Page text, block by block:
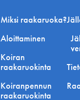
Miksi raakaruoka?
Aloittaminen
Koiran
raakaruokinta
Koiranpennun
raakaruokinta